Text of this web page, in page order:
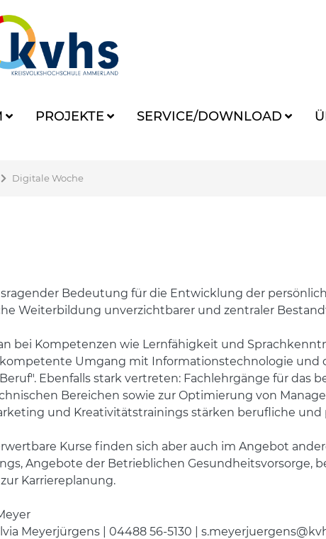
PROJEKTE SERVICE/DOWNLOAD
Digitale Woche
Bedeutung für die Entwicklung der
Weiterbildung unverzichtbarer und zentraler
bei Kompetenzen wie Lernfähigkeit und
Umgang mit Informationstechnologie und
Ebenfalls stark vertreten: Fachlehrgänge für das
Bereichen sowie zur Optimierung von
und Kreativitätstrainings stärken berufliche
Kurse finden sich aber auch im Angebot
Angebote der Betrieblichen Gesundheitsvorsorge,
Karriereplanung.
Meyerjürgens | 04488 56-5130 |